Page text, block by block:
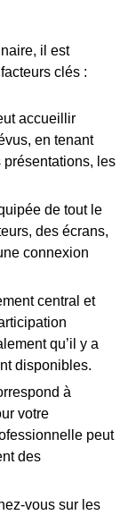
il est
clés :
accueillir
en tenant
présentations, les
de tout le
des écrans,
connexion
central et
qu’il y a
disponibles.
à
votre
peut
des
vous sur les